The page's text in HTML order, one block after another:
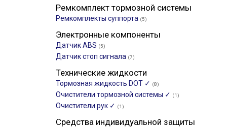
Ремкомплект тормозной системы
Ремкомплекты суппорта (5)
Электронные компоненты
Датчик ABS (5)
Датчик стоп сигнала (7)
Технические жидкости
Тормозная жидкость DOT ✓ (8)
Очистители тормозной системы ✓ (1)
Очистители рук ✓ (1)
Средства индивидуальной защиты